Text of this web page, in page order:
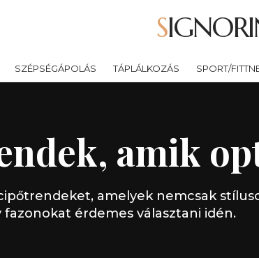
SZÉPSÉGÁPOLÁS TÁPLÁLKOZÁS SPORT/
amik
amelyek nemcsak
fazonokat érdemes választani idén.